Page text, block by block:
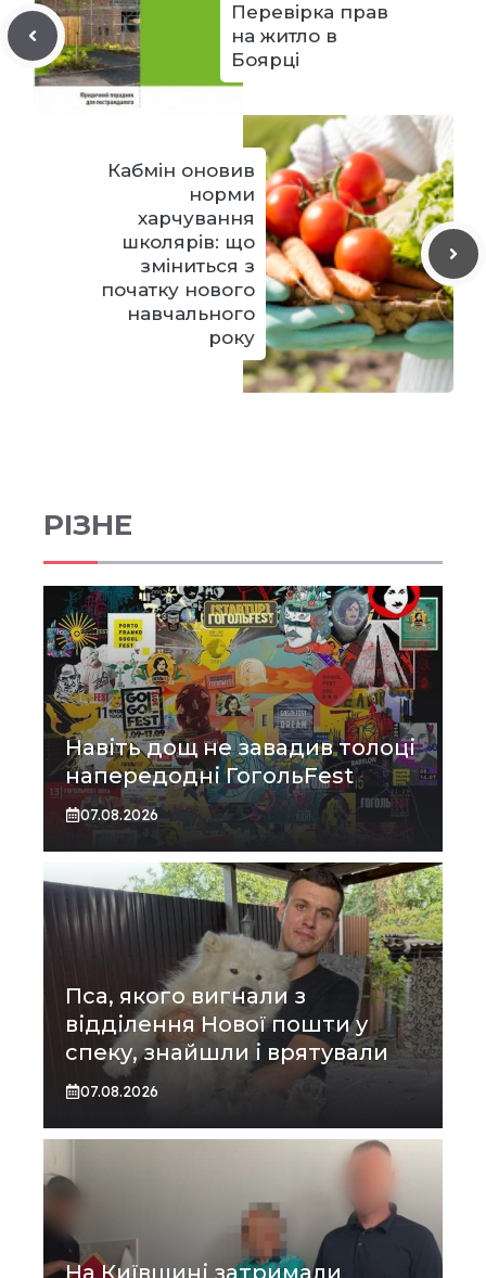
Перевірка прав
на житло в
Боярці
Кабмін оновив
норми
харчування
школярів: що
зміниться з
початку нового
навчального
року
РІЗНЕ
Навіть дощ не завадив толоці
напередодні ГогольFest
07.08.2026
Пса, якого вигнали з
відділення Нової пошти у
спеку, знайшли і врятували
07.08.2026
На Київщині затримали